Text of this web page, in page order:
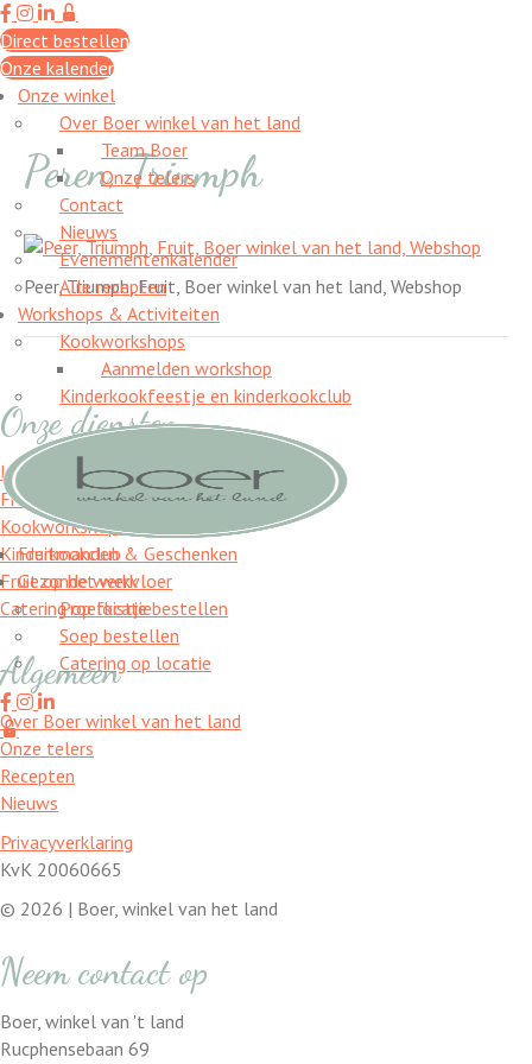
Direct bestellen
Onze kalender
Onze winkel
Over Boer winkel van het land
Team Boer
Onze telers
Contact
Nieuws
Evenementenkalender
Alle recepten
Workshops & Activiteiten
Kookworkshops
Aanmelden workshop
Kinderkookfeestje en kinderkookclub
Fruitmanden & Geschenken
Gezonde werkvloer
Proefkistje bestellen
Soep bestellen
Catering op locatie
Home
Soep bestellen
Fruit op het werk
Proefkistje bestellen
Koken en proeven
Kookworkshops
Aanmelden workshop
Kinderkookfeestje en kinderkookclub
Peren, Triumph
Peer, Triumph, Fruit, Boer winkel van het land, Webshop
Onze diensten
In de winkel van Boer
Fruitmanden & cadeau pakketten
Kookworkshops
Kinderkookclub
Fruit op het werk
Catering op locatie
Algemeen
Over Boer winkel van het land
Onze telers
Recepten
Nieuws
Privacyverklaring
KvK 20060665
© 2026 | Boer, winkel van het land
Neem contact op
Boer, winkel van 't land
Rucphensebaan 69